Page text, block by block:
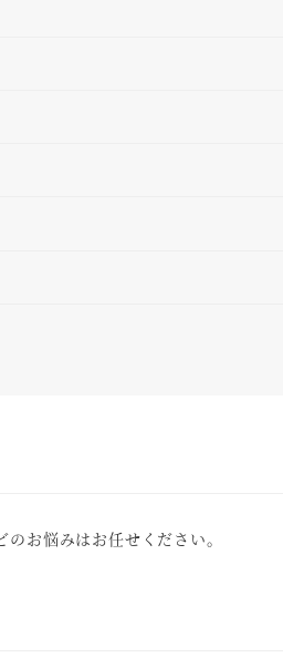
お悩みはお任せください。